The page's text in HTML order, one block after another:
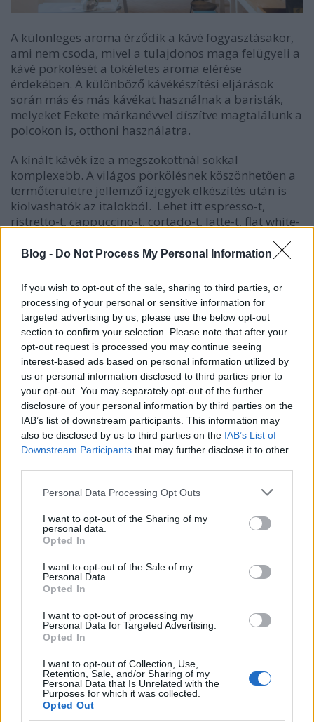
Blog - Do Not Process My Personal Information
If you wish to opt-out of the sale, sharing to third parties, or
processing of your personal or sensitive information for
targeted advertising by us, please use the below opt-out
section to confirm your selection. Please note that after your
opt-out request is processed you may continue seeing
interest-based ads based on personal information utilized by
us or personal information disclosed to third parties prior to
your opt-out. You may separately opt-out of the further
disclosure of your personal information by third parties on the
IAB’s list of downstream participants. This information may
also be disclosed by us to third parties on the IAB’s List of
Downstream Participants that may further disclose it to other
Please note that this website/app uses one or more Google
not limited to your visit or usage behaviour. You may click to
grant or deny consent to Google and its third-party tags to
use your data for below specified purposes in below Google
consent section.
Personal Data Processing Opt Outs
I want to opt-out of the Sharing of my
personal data.
Opted In
I want to opt-out of the Sale of my
Personal Data.
Opted In
I want to opt-out of processing my
Personal Data for Targeted Advertising.
Opted In
I want to opt-out of Collection, Use,
Retention, Sale, and/or Sharing of my
Personal Data that Is Unrelated with the
Purposes for which it was collected.
Opted Out
A különleges aroma érződik a kávé fogyasztásakor,
ami nem csoda, mivel a tulajdonos maga felügyeli a
kávé pörkölését a tökéletes aroma elérése
érdekében. A különböző kávékészítési eljárások
során más és más kávékat használnak a baristák,
melyeket Fekete márkanévvel díszítve magtalálunk a
polcokon is, otthoni használatra.
A kínált kávék íze a megszokottnál sokkal
komplexebb. A világos pörkölésnek köszönhetően a
termőterületre jellemző ízjegyek elkészítés után is
kiolvashatók az italokból. Lehet itt espresso-t,
ristretto-t, cappuccino-t, cortado-t, latte-t, flat white-
választék. Legújabb kávéjuk hideg áztatással készül,
A precíz kávéitalok mellett komoly reggeli kínálattal
bővítették étlapjukat. Hidegen préselt
gyümölcslevek, rengeteg házi sütemény és
egészségtudatos konyha várja az oda látogatókat. A
gondosság megmutatkozik az alapanyag-
vásárlásnál: az biodinamikus biogazdálkodásból
származó tej, a fair trade minősítésű teák esetében
is. A felhasznált tojást a boldogon kapirgáló
youtyúkokadják, a zöldség és gyümölcslevek a
maguk természetes finomságában kerülnek a
palackokba.